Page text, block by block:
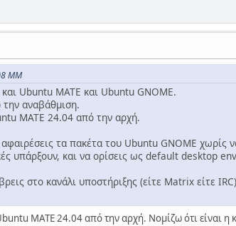
ΜΜ
Ubuntu MATE και Ubuntu GNOME.
αναβάθμιση.
MATE 24.04 από την αρχή.
τα πακέτα του Ubuntu GNOME χωρίς
υπάρξουν, και να ορίσεις ως default desktop
στο κανάλι υποστήριξης (είτε Matrix είτε
MATE 24.04 από την αρχή. Νομίζω ότι είναι η